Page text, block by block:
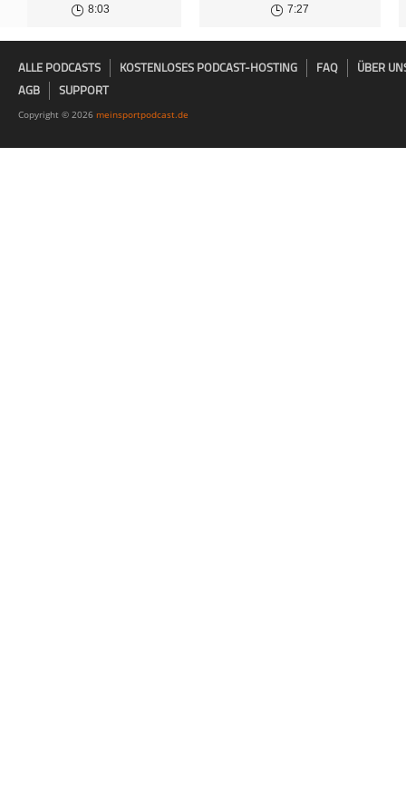
8:03 7:27
ALLE PODCASTS KOSTENLOSES PODCAST-HOSTING FAQ
ÜBER
AGB
SUPPORT
Copyright © 2026 meinsportpodcast.de